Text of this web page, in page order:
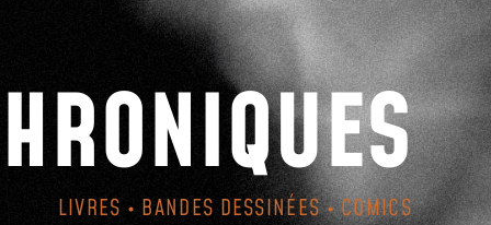
LIVRES • BANDES DESSINÉES • COMICS